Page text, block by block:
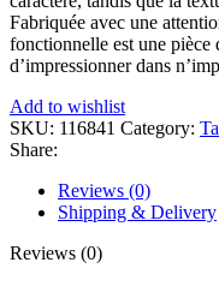
Fabriquée avec une
fonctionnelle est une pièce
d’impressionner dans
Add to wishlist
SKU: 116841 Category:
Share:
Reviews (0)
Shipping & Delivery
Reviews (0)